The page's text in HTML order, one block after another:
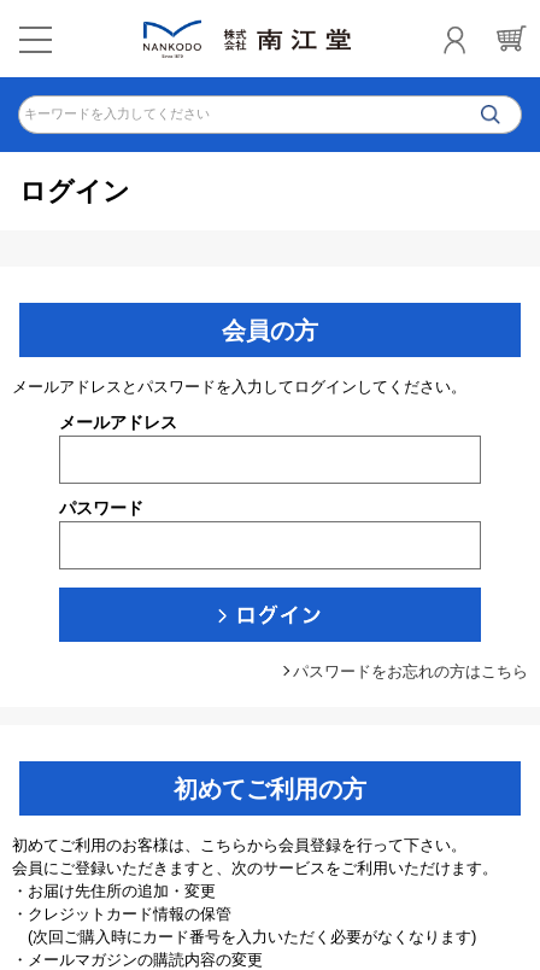
キーワードを入力してください
ログイン
会員の方
メールアドレスとパスワードを入力してログインしてください。
メールアドレス
パスワード
パスワードをお忘れの方はこちら
初めてご利用の方
初めてご利用のお客様は、こちらから会員登録を行って下さい。
会員にご登録いただきますと、次のサービスをご利用いただけます。
・お届け先住所の追加・変更
・クレジットカード情報の保管
(次回ご購入時にカード番号を入力いただく必要がなくなります)
・メールマガジンの購読内容の変更